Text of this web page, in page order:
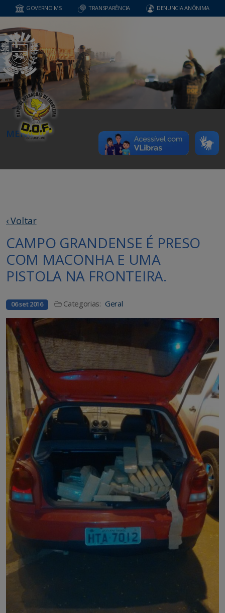
GOVERNO MS TRANSPARÊNCIA DENUNCIA ANÔNIMA
MENU
‹ Voltar
CAMPO GRANDENSE É PRESO
COM MACONHA E UMA
PISTOLA NA FRONTEIRA.
06 set 2016 Categorias: Geral